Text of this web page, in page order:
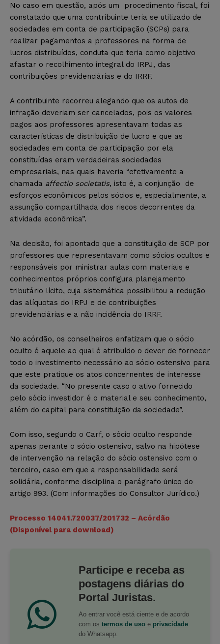
No caso em questão, após um procedimento fiscal, foi
constatado que uma contribuinte teria se utilizado de
sociedades em conta de participação (SCPs) para
realizar pagamentos a professores na forma de
lucros distribuídos, conduta que teria como objetivo
afastar o recolhimento integral do IRPJ, das
contribuições previdenciárias e do IRRF.
A contribuinte recorreu alegando que os autos de
infração deveriam ser cancelados, pois os valores
pagos aos professores apresentavam todas as
características de distribuição de lucro e que as
sociedades em conta de participação por ela
constituídas eram verdadeiras sociedades
empresariais, nas quais haveria “efetivamente a
chamada affectio societatis, isto é, a conjunção de
esforços econômicos pelos sócios e, especialmente, a
assunção compartilhada dos riscos decorrentes da
atividade econômica”.
Na decisão, foi apontado que a constituição de SCP por
professores que representavam como sócios ocultos e
responsáveis por ministrar aulas com materiais e
conhecimentos próprios configura planejamento
tributário lícito, cuja sistemática possibilitou a redução
das alíquotas do IRPJ e de contribuições
previdenciárias e a não incidência do IRRF.
No acórdão, os conselheiros enfatizam que o sócio
oculto é aquele ao qual é atribuído o dever de fornecer
todo o investimento necessário ao sócio ostensivo para
que este pratique os atos concernentes de interesse
da sociedade. “No presente caso o ativo fornecido
pelo sócio investidor é o material e seu conhecimento,
além do capital para constituição da sociedade”.
Com isso, segundo o Carf, o sócio oculto responde
apenas perante o sócio ostensivo, salvo na hipótese
de intervenção na relação do sócio ostensivo com o
terceiro, caso em que a responsabilidade será
solidária, conforme disciplina o parágrafo único do
artigo 993. (Com informações do Consultor Jurídico.)
Processo 14041.720037/2017­32 – Acórdão
(Disponível para download)
Participe e receba as
postagens diárias do
Portal Juristas.
Ao entrar você está ciente e de acordo
com os termos de uso e privacidade
do Whatsapp.